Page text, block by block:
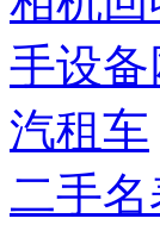
手设备
汽租车
二手名